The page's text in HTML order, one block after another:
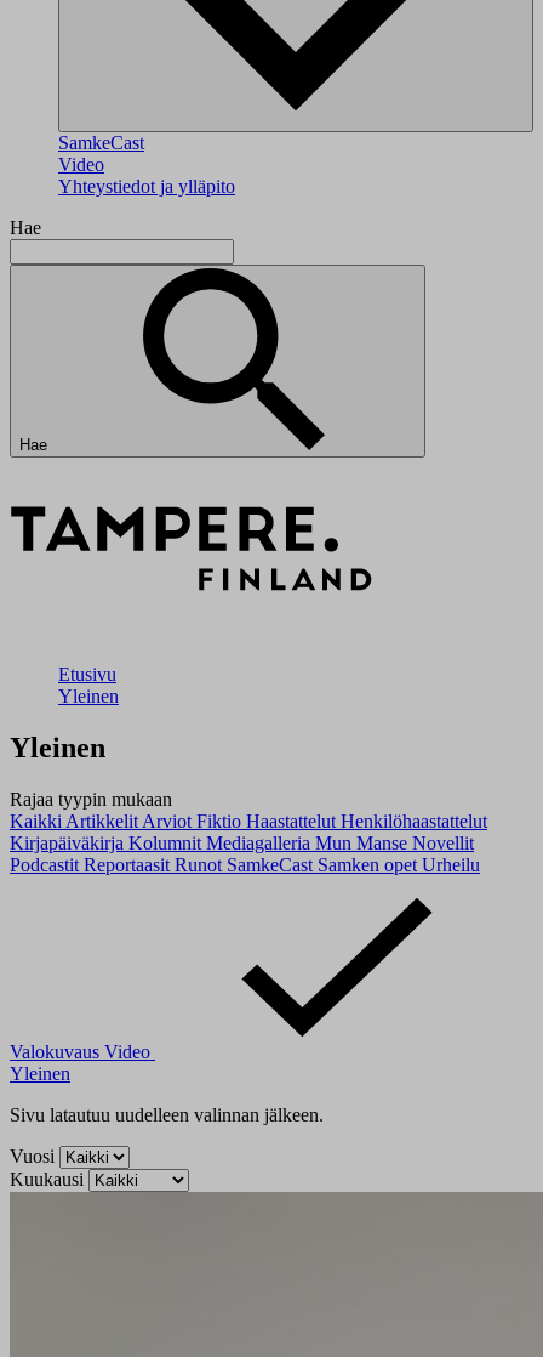
SamkeCast
Video
Yhteystiedot ja ylläpito
Hae
Hae
Etusivu
Yleinen
Yleinen
Rajaa tyypin mukaan
Kaikki Artikkelit Arviot Fiktio Haastattelut Henkilöhaastattelut
Kirjapäiväkirja Kolumnit Mediagalleria Mun Manse Novellit
Podcastit Reportaasit Runot SamkeCast Samken opet Urheilu
Valokuvaus Video
Yleinen
Sivu latautuu uudelleen valinnan jälkeen.
Vuosi
Kuukausi